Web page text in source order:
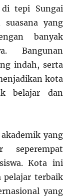
di tepi Sungai
yang
banyak
Bangunan
indah, serta
kota
belajar dan
yang
seperempat
Kota ini
pelajar terbaik
yang